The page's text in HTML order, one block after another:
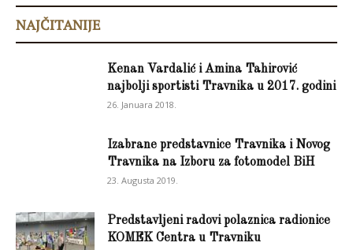
NAJČITANIJE
Kenan Vardalić i Amina Tahirović
najbolji sportisti Travnika u 2017. godini
26. Januara 2018.
Izabrane predstavnice Travnika i Novog
Travnika na Izboru za fotomodel BiH
23. Augusta 2019.
Predstavljeni radovi polaznica radionice
KOMEK Centra u Travniku